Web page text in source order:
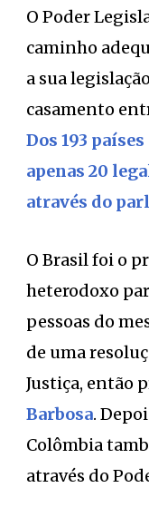
O Poder
caminho
a sua
casamento
Dos 193
apenas 20
através do
O Brasil foi o
heterodoxo
pessoas do
de uma
Justiça, então
Barbosa.
Colômbia
através do